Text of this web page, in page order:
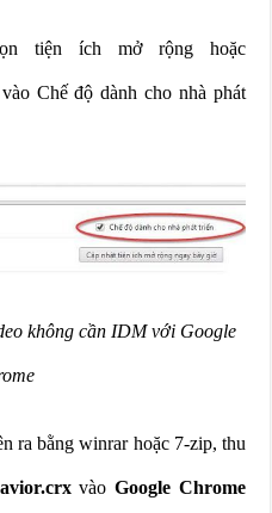
tiện ích mở rộng hoặc
Chế độ dành cho nhà phát
không cần IDM với Google
ra bằng winrar hoặc 7-zip, thu
vàoGoogle Chrome